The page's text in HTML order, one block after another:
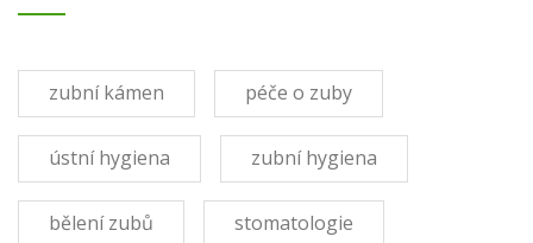
zubní kámen péče o zuby
ústní hygiena zubní hygiena
bělení zubů stomatologie